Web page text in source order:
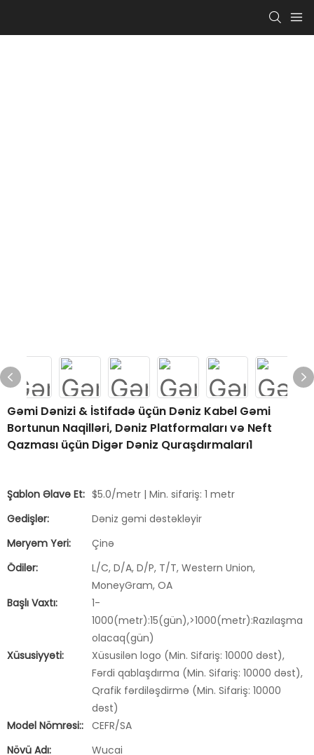
Gəmi Dənizi & İstifadə üçün Dəniz Kabel Gəmi
Bortunun Naqilləri, Dəniz Platformaları və Neft
Qazması üçün Digər Dəniz Quraşdırmaları1
Şablon Əlavə Et: $5.0/metr | Min. sifariş: 1 metr
Gedişlər:
Dəniz gəmi dəstəkləyir
Məryəm Yeri:
Çinə
Ödilər:
L/C, D/A, D/P, T/T, Western Union,
MoneyGram, OA
Başlı Vaxtı:
1-
1000(metr):15(gün),>1000(metr):Razılaşma
olacaq(gün)
Xüsusiyyəti:
Xüsusilən logo (Min. Sifariş: 10000 dəst),
Fərdi qablaşdırma (Min. Sifariş: 10000 dəst),
Qrafik fərdiləşdirmə (Min. Sifariş: 10000
dəst)
Model Nömrəsi:: CEFR/SA
Növü Adı:
Wucai